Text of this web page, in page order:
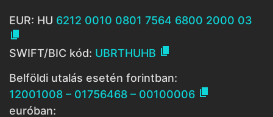
EUR: HU 6212 0010 0801 7564 6800 2000 03

SWIFT/BIC kód: UBRTHUHB 
Belföldi utalás esetén forintban:
12001008 – 01756468 – 00100006 
euróban: